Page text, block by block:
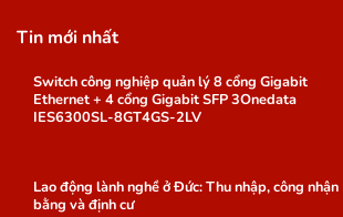
Tin mới nhất
Switch công nghiệp quản lý 8 cổng Gigabit
Ethernet + 4 cổng Gigabit SFP 3Onedata
IES6300SL-8GT4GS-2LV
Lao động lành nghề ở Đức: Thu nhập, công nhận
bằng và định cư